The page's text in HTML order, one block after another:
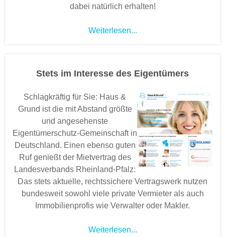
dabei natürlich erhalten!
Weiterlesen...
Stets im Interesse des Eigentümers
Schlagkräftig für Sie: Haus &
Grund ist die mit Abstand größte
und angesehenste
Eigentümerschutz-Gemeinschaft in
Deutschland. Einen ebenso guten
Ruf genießt der Mietvertrag des
Landesverbands Rheinland-Pfalz:
Das stets aktuelle, rechtssichere Vertragswerk nutzen
bundesweit sowohl viele private Vermieter als auch
Immobilienprofis wie Verwalter oder Makler.
Weiterlesen...